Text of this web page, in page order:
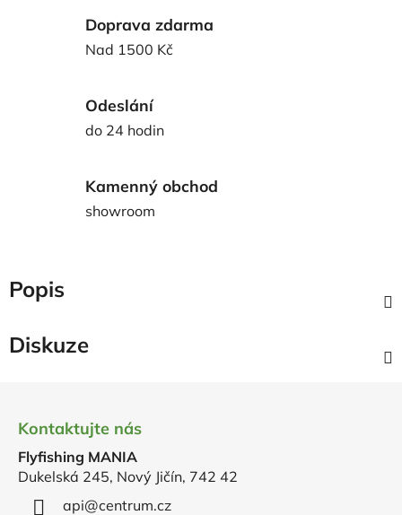
Doprava zdarma
Nad 1500 Kč
Odeslání
do 24 hodin
Kamenný obchod
showroom
Popis
Diskuze
Kontaktujte nás
Flyfishing MANIA
Dukelská 245, Nový Jičín, 742 42
api@centrum.cz